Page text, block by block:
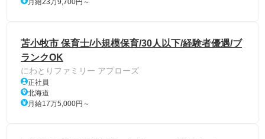
月給23万9,700円～
苫小牧市 保育士/小規模保育/30人以下/経験者優遇/ブ
ランクOK
にわとりファミリー アプローズ
正社員
北海道
月給17万5,000円～